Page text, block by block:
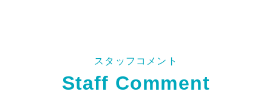
スタッフコメント
Staff Comment